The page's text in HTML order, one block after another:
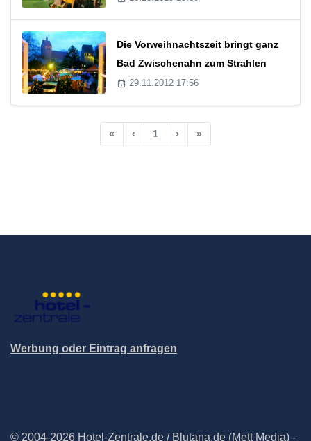
Die Vorweihnachtszeit bringt ganz
Bad Zwischenahn zum Strahlen
29.11.2012 17:56
« ‹ 1 › »
Werbung oder Eintrag anfragen
© 2004-2026 Hotel-Zentrale.de / Blutana.de (Mett Media) -